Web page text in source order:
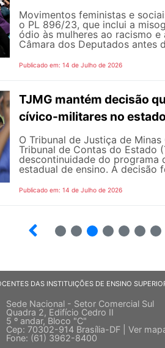
Movimentos feministas e
o PL 896/23, que inclui a
ódio às mulheres ao racismo
Câmara dos Deputados antes
Publicado em: 14 de Julho de 2026
TJMG mantém decisão
cívico-militares no estado
O Tribunal de Justiça de
Tribunal de Contas do Estado
descontinuidade do programa
estadual de ensino. A decisão
Publicado em: 14 de Julho de 2026
DAS INSTITUIÇÕES DE ENSINO
Sede Nacional - Setor Comercial Sul
Quadra 2, Edifício Cedro II
5 º andar, Bloco "C"
Cep: 70302-914 Brasília-DF | Ver
Fone: (61) 3962-8400